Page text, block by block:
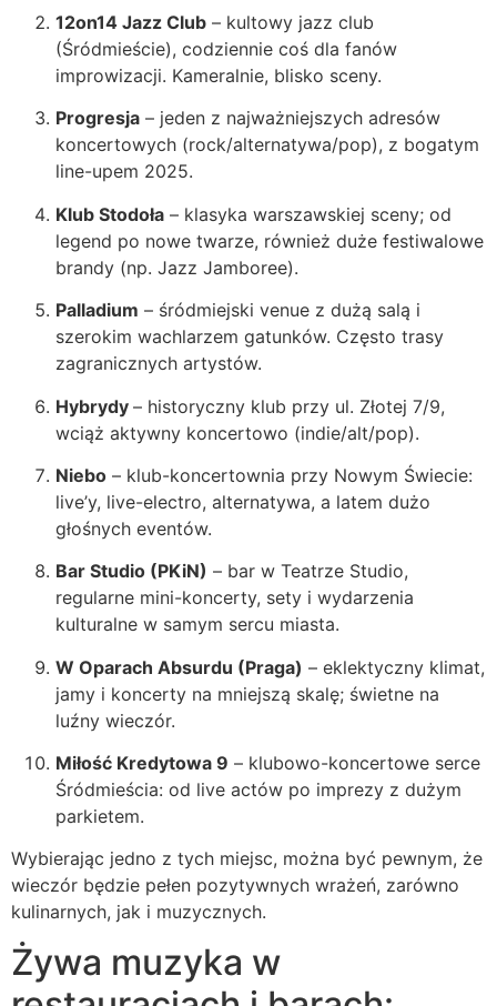
12on14 Jazz Club – kultowy jazz club
(Śródmieście), codziennie coś dla fanów
improwizacji. Kameralnie, blisko sceny.
Progresja – jeden z najważniejszych adresów
koncertowych (rock/alternatywa/pop), z bogatym
line-upem 2025.
Klub Stodoła – klasyka warszawskiej sceny; od
legend po nowe twarze, również duże festiwalowe
brandy (np. Jazz Jamboree).
Palladium – śródmiejski venue z dużą salą i
szerokim wachlarzem gatunków. Często trasy
zagranicznych artystów.
Hybrydy – historyczny klub przy ul. Złotej 7/9,
wciąż aktywny koncertowo (indie/alt/pop).
Niebo – klub-koncertownia przy Nowym Świecie:
live’y, live-electro, alternatywa, a latem dużo
głośnych eventów.
Bar Studio (PKiN) – bar w Teatrze Studio,
regularne mini-koncerty, sety i wydarzenia
kulturalne w samym sercu miasta.
W Oparach Absurdu (Praga) – eklektyczny klimat,
jamy i koncerty na mniejszą skalę; świetne na
luźny wieczór.
Miłość Kredytowa 9 – klubowo-koncertowe serce
Śródmieścia: od live actów po imprezy z dużym
parkietem.
Wybierając jedno z tych miejsc, można być pewnym, że
wieczór będzie pełen pozytywnych wrażeń, zarówno
kulinarnych, jak i muzycznych.
Żywa muzyka w